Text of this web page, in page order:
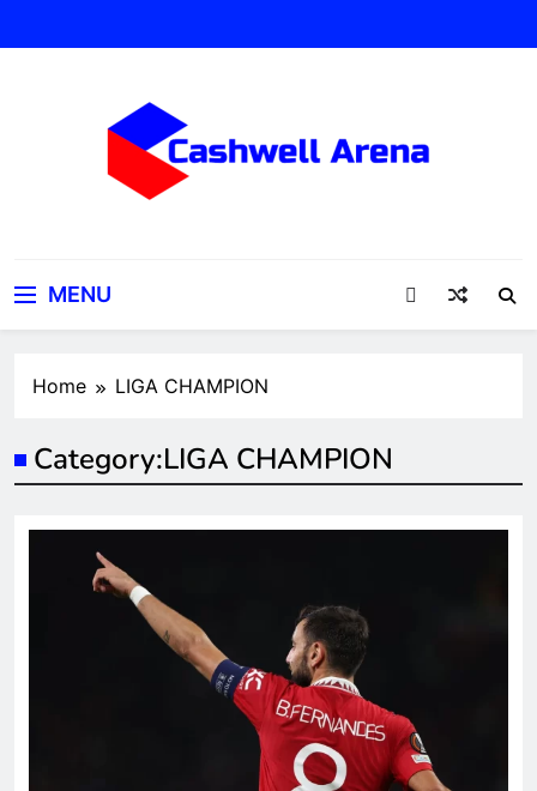
to
Transfer, Skor, Klasemen
MENU
Home LIGA CHAMPION
Category:LIGA CHAMPION